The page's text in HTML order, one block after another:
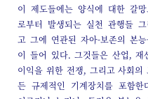
이 제도들에는 양식에 대한 갈망
로부터 발생되는 실천 관행들 그
고 그에 연관된 자아-보존의 본
이 들어 있다. 그것들은 산업, 재
이익을 위한 전쟁, 그리고 사회의
든 규제적인 기계장치를 포함한